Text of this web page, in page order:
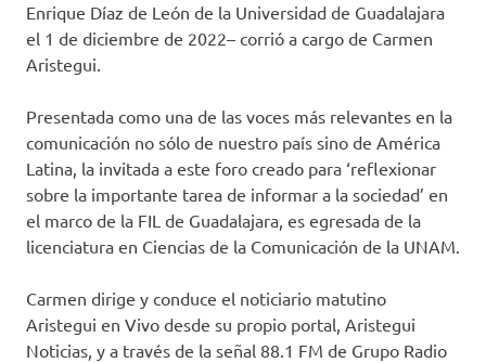
Enrique Díaz de León de la Universidad de Guadalajara
el 1 de diciembre de 2022– corrió a cargo de Carmen
Aristegui.
Presentada como una de las voces más relevantes en la
comunicación no sólo de nuestro país sino de América
Latina, la invitada a este foro creado para ‘reflexionar
sobre la importante tarea de informar a la sociedad’ en
el marco de la FIL de Guadalajara, es egresada de la
licenciatura en Ciencias de la Comunicación de la UNAM.
Carmen dirige y conduce el noticiario matutino
Aristegui en Vivo desde su propio portal, Aristegui
Noticias, y a través de la señal 88.1 FM de Grupo Radio